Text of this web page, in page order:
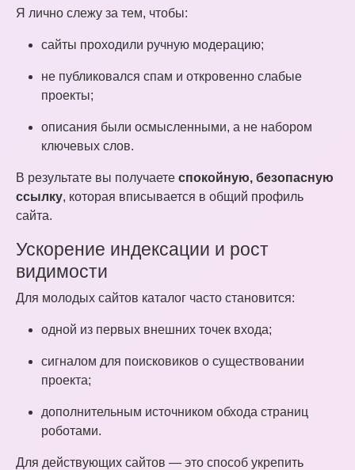
Я лично слежу за тем, чтобы:
сайты проходили ручную модерацию;
не публиковался спам и откровенно слабые
проекты;
описания были осмысленными, а не набором
ключевых слов.
В результате вы получаете спокойную, безопасную
ссылку, которая вписывается в общий профиль
сайта.
Ускорение индексации и рост
видимости
Для молодых сайтов каталог часто становится:
одной из первых внешних точек входа;
сигналом для поисковиков о существовании
проекта;
дополнительным источником обхода страниц
роботами.
Для действующих сайтов — это способ укрепить